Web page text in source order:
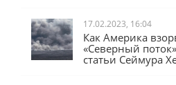
17.02.2023, 16:04
Как Америка
«Северный
статьи Сеймура